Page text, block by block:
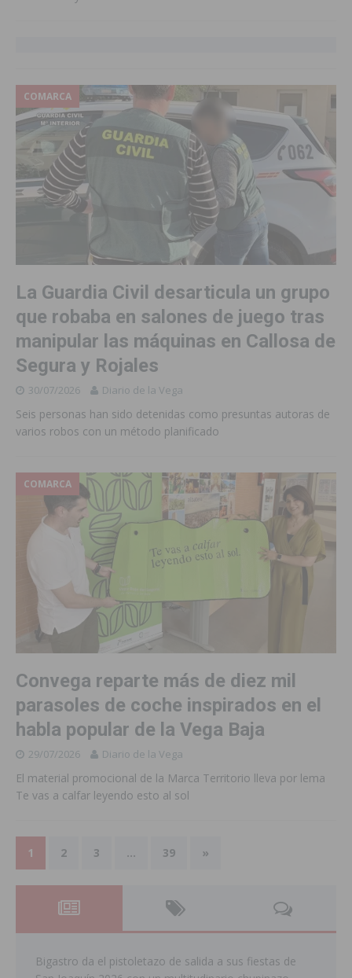
COMARCA
La Guardia Civil desarticula un grupo
que robaba en salones de juego tras
manipular las máquinas en Callosa de
Segura y Rojales
30/07/2026 Diario de la Vega
Seis personas han sido detenidas como presuntas autoras de
varios robos con un método planificado
COMARCA
Convega reparte más de diez mil
parasoles de coche inspirados en el
habla popular de la Vega Baja
29/07/2026 Diario de la Vega
El material promocional de la Marca Territorio lleva por lema
Te vas a calfar leyendo esto al sol
1 2 3 … 39 »
Bigastro da el pistoletazo de salida a sus fiestas de